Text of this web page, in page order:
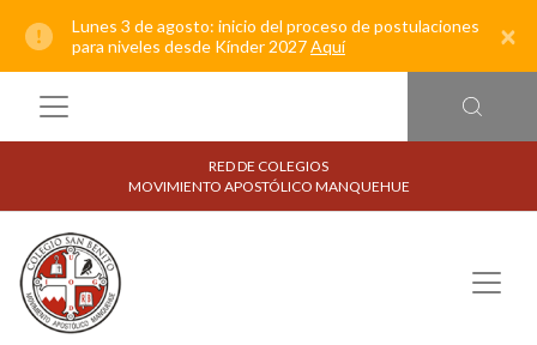
Lunes 3 de agosto: inicio del proceso de postulaciones
para niveles desde Kínder 2027Aquí ×
RED DE COLEGIOS
MOVIMIENTO APOSTÓLICO MANQUEHUE